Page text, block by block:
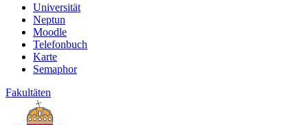
Universität
Neptun
Moodle
Telefonbuch
Karte
Semaphor
Fakultäten